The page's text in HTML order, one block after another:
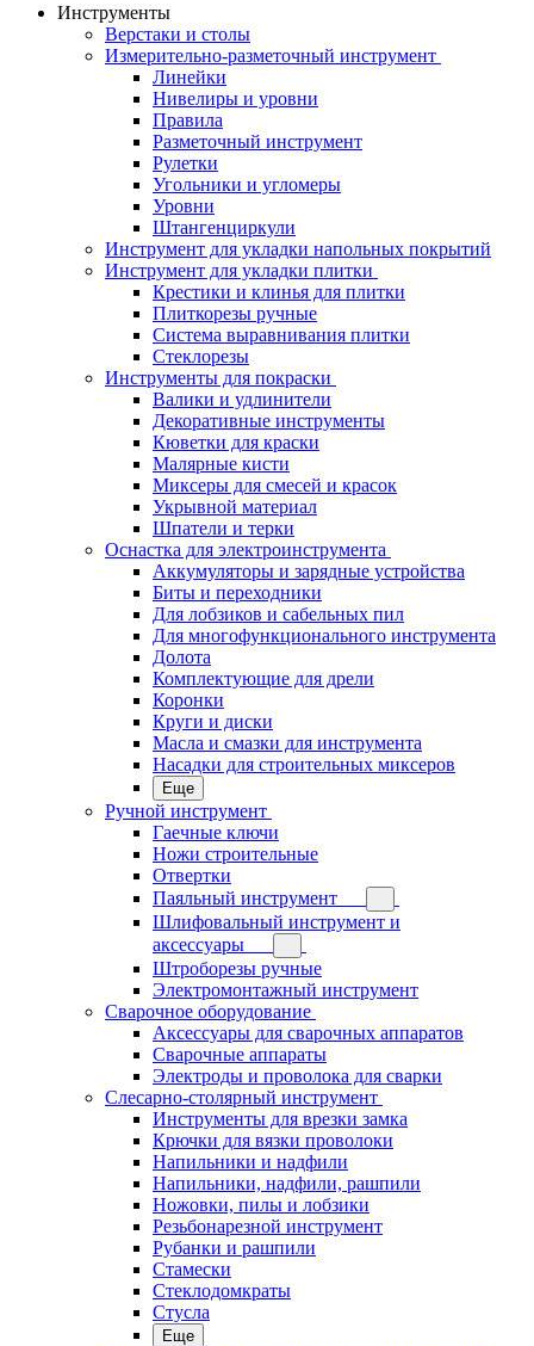
Инструменты
Верстаки и столы
Измерительно-разметочный инструмент
Линейки
Нивелиры и уровни
Правила
Разметочный инструмент
Рулетки
Угольники и угломеры
Уровни
Штангенциркули
Инструмент для укладки напольных покрытий
Инструмент для укладки плитки
Крестики и клинья для плитки
Плиткорезы ручные
Система выравнивания плитки
Стеклорезы
Инструменты для покраски
Валики и удлинители
Декоративные инструменты
Кюветки для краски
Малярные кисти
Миксеры для смесей и красок
Укрывной материал
Шпатели и терки
Оснастка для электроинструмента
Аккумуляторы и зарядные устройства
Биты и переходники
Для лобзиков и сабельных пил
Для многофункционального инструмента
Долота
Комплектующие для дрели
Коронки
Круги и диски
Масла и смазки для инструмента
Насадки для строительных миксеров
Еще
Ручной инструмент
Гаечные ключи
Ножи строительные
Отвертки
Паяльный инструмент
Шлифовальный инструмент и
аксессуары
Штроборезы ручные
Электромонтажный инструмент
Сварочное оборудование
Аксессуары для сварочных аппаратов
Сварочные аппараты
Электроды и проволока для сварки
Слесарно-столярный инструмент
Инструменты для врезки замка
Крючки для вязки проволоки
Напильники и надфили
Напильники, надфили, рашпили
Ножовки, пилы и лобзики
Резьбонарезной инструмент
Рубанки и рашпили
Стамески
Стеклодомкраты
Стусла
Еще